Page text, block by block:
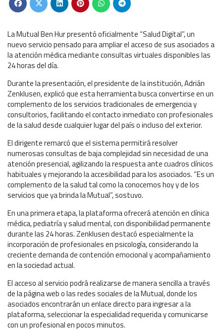
La Mutual Ben Hur presentó oficialmente “Salud Digital”, un
nuevo servicio pensado para ampliar el acceso de sus asociados a
la atención médica mediante consultas virtuales disponibles las
24 horas del día.
Durante la presentación, el presidente de la institución, Adrián
Zenklusen, explicó que esta herramienta busca convertirse en un
complemento de los servicios tradicionales de emergencia y
consultorios, facilitando el contacto inmediato con profesionales
de la salud desde cualquier lugar del país o incluso del exterior.
El dirigente remarcó que el sistema permitirá resolver
numerosas consultas de baja complejidad sin necesidad de una
atención presencial, agilizando la respuesta ante cuadros clínicos
habituales y mejorando la accesibilidad para los asociados. “Es un
complemento de la salud tal como la conocemos hoy y de los
servicios que ya brinda la Mutual”, sostuvo.
En una primera etapa, la plataforma ofrecerá atención en clínica
médica, pediatría y salud mental, con disponibilidad permanente
durante las 24 horas. Zenklusen destacó especialmente la
incorporación de profesionales en psicología, considerando la
creciente demanda de contención emocional y acompañamiento
en la sociedad actual.
El acceso al servicio podrá realizarse de manera sencilla a través
de la página web o las redes sociales de la Mutual, donde los
asociados encontrarán un enlace directo para ingresar a la
plataforma, seleccionar la especialidad requerida y comunicarse
con un profesional en pocos minutos.